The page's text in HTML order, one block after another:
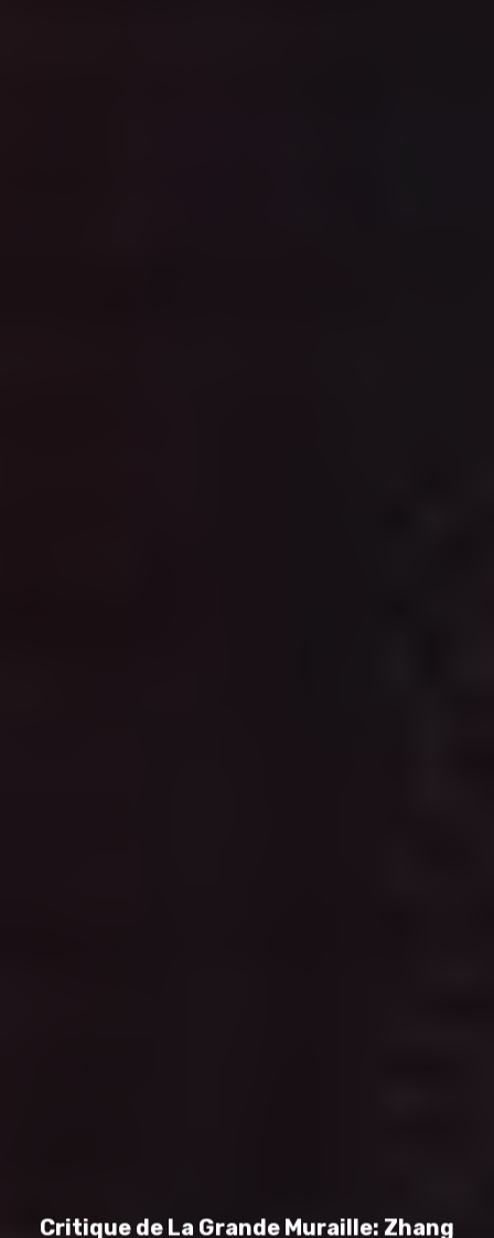
Critique de La Grande Muraille: Zhang